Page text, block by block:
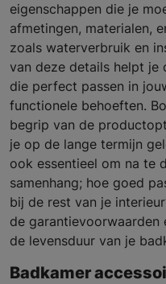
eigenschappen die je
afmetingen, materialen,
zoals waterverbruik en
van deze details helpt je
die perfect passen in
functionele behoeften.
begrip van de
je op de lange termijn
ook essentieel om na te
samenhang; hoe goed
bij de rest van je
de garantievoorwaarden
de levensduur van je
Badkamer